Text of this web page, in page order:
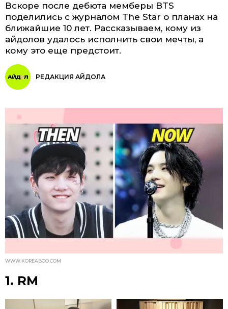
Вскоре после дебюта мемберы BTS
поделились с журналом The Star о планах на
ближайшие 10 лет. Рассказываем, кому из
айдолов удалось исполнить свои мечты, а
кому это еще предстоит.
РЕДАКЦИЯ АЙДОЛА
WWW.KOREABOO.COM
1. RM